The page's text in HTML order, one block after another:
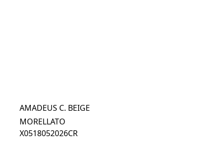
AMADEUS C. BEIGE
MORELLATO
X0518052026CR